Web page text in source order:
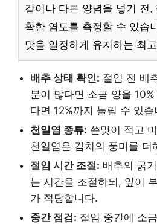
갈이나 다른 양념을 넣기 전,
확한 염도를 측정할 수 있습
맛을 일정하게 유지하는 최
배추 상태 확인: 절임 전 배
분이 많다면 소금 양을
다면 12%까지 늘릴 수 있습
천일염 종류: 쓴맛이 적고
천일염은 김치의 풍미를 더
절임 시간 조절: 배추의 굵
는 시간을 조절하되, 잎이
가 적당합니다.
중간 점검: 절임 중간에 소